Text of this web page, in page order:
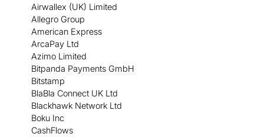
Airwallex (UK) Limited
Allegro Group
American Express
ArcaPay Ltd
Azimo Limited
Bitpanda Payments GmbH
Bitstamp
BlaBla Connect UK Ltd
Blackhawk Network Ltd
Boku Inc
CashFlows